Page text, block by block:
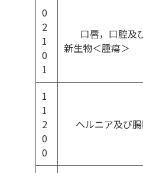
0
2
1
0
1
口唇，口腔及
新生物＜腫瘍＞
1
1
2
0
0
ヘルニア及び